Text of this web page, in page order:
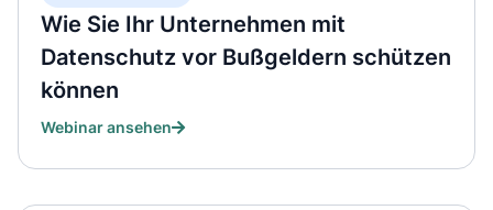
Wie Sie Ihr Unternehmen mit
Datenschutz vor Bußgeldern schützen
können
Webinar ansehen